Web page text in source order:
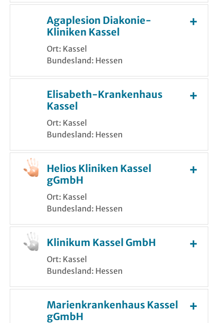
Agaplesion Diakonie-
Kliniken Kassel
Ort: Kassel
Bundesland: Hessen
Elisabeth-Krankenhaus
Kassel
Ort: Kassel
Bundesland: Hessen
Helios Kliniken Kassel
gGmbH
Ort: Kassel
Bundesland: Hessen
Klinikum Kassel GmbH
Ort: Kassel
Bundesland: Hessen
Marienkrankenhaus Kassel
gGmbH